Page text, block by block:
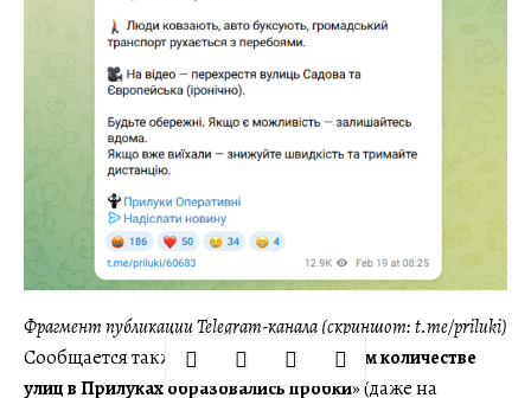
Фрагмент публикации Telegram-канала (скриншот: t.me/priluki)
Сообщается также, что «
на значительном количестве
улиц в Прилуках образовались пробки» (даже на